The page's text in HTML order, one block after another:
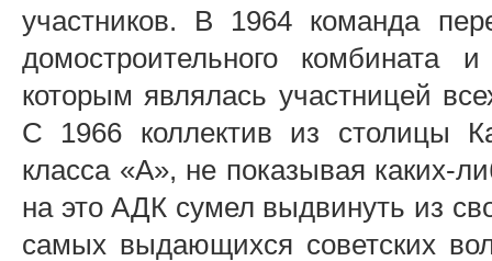
участников. В 1964 команда
домостроительного
которым являлась участницей
С 1966 коллектив из столицы
класса «А», не показывая каких-
на это АДК сумел выдвинуть из
самых выдающихся советских